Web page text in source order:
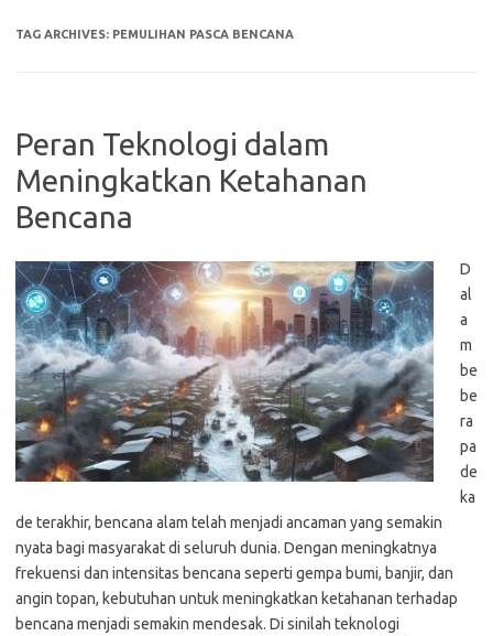
TAG ARCHIVES: PEMULIHAN PASCA BENCANA
Peran Teknologi dalam
Meningkatkan Ketahanan
Bencana
D
al
a
m
be
be
ra
pa
de
ka
de terakhir, bencana alam telah menjadi ancaman yang semakin
nyata bagi masyarakat di seluruh dunia. Dengan meningkatnya
frekuensi dan intensitas bencana seperti gempa bumi, banjir, dan
angin topan, kebutuhan untuk meningkatkan ketahanan terhadap
bencana menjadi semakin mendesak. Di sinilah teknologi